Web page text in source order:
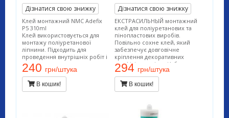
Дізнатися свою знижку
Клей монтажний NMC Adefix
P5 310ml
Клей використовується для
монтажу поліуретанової
ліпнини. Підходить для
проведення внутрішніх робіт і
застосування на пористих
поверхнях. Витрата тюбика 12
метрів погонних.
240 грн/штука
В кошик!
Дізнатися свою знижку
ЕКСТРАСИЛЬНЫЙ монтажний
клей для поліуретанових та
пінопластових виробів.
Повільно сохне клей, який
забезпечує довговічне
кріплення декоративних
профілів на стінах і/або
стелях. Підходить для
проведення внутрішніх робіт і
застосування на пористих
поверхнях. Витрата тюбика 12
294 грн/штука
В кошик!